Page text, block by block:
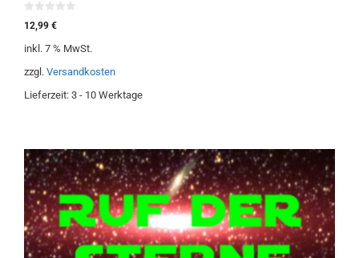
0
v
n
12,99 €
inkl. 7 % MwSt.
zzgl. Versandkosten
Lieferzeit: 3 - 10 Werktage